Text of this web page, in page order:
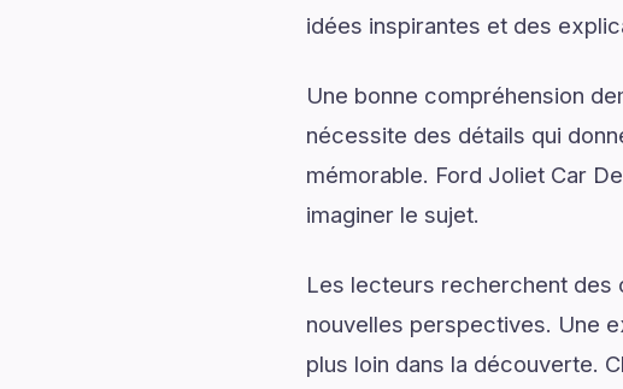
idées inspirantes et des
Une bonne compréhension
nécessite des détails qui
mémorable. Ford Joliet Car
imaginer le sujet.
Les lecteurs recherchent des
nouvelles perspectives. Une
plus loin dans la découverte.